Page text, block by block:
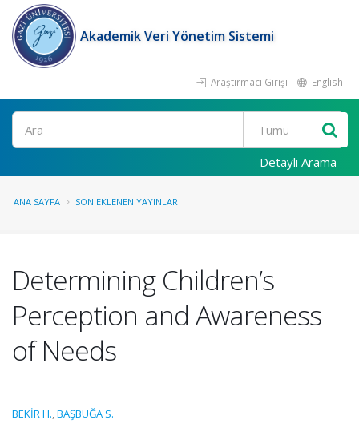
Akademik Veri Yönetim Sistemi
Araştırmacı Girişi English
Ara
Detaylı Arama
ANA SAYFA SON EKLENEN YAYINLAR
Determining Children’s
Perception and Awareness
of Needs
BEKİR H.,BAŞBUĞA S.